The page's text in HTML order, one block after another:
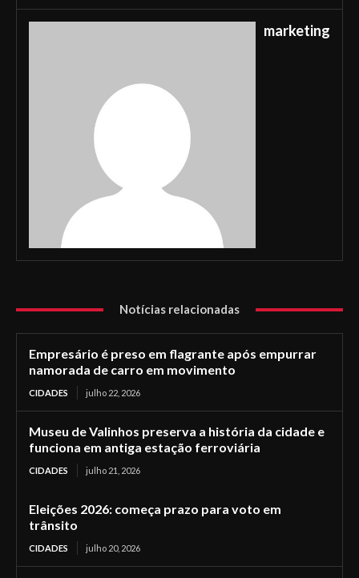
marketing
Notícias relacionadas
Empresário é preso em flagrante após empurrar
namorada de carro em movimento
CIDADES julho 22, 2026
Museu de Valinhos preserva a história da cidade e
funciona em antiga estação ferroviária
CIDADES julho 21, 2026
Eleições 2026: começa prazo para voto em
trânsito
CIDADES julho 20, 2026